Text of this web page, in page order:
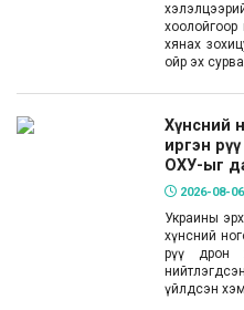
хоолойгоор
хянах
ойр эх
Хүнсний
иргэн
ОХУ-ыг
2026-08-06
Украины
хүнсний
рүү дрон
үйлдсэн